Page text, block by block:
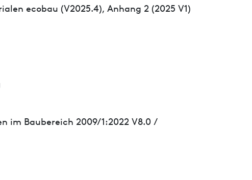
ecobau (V2025.4), Anhang 2 (2025 V1)
im Baubereich 2009/1:2022 V8.0 /